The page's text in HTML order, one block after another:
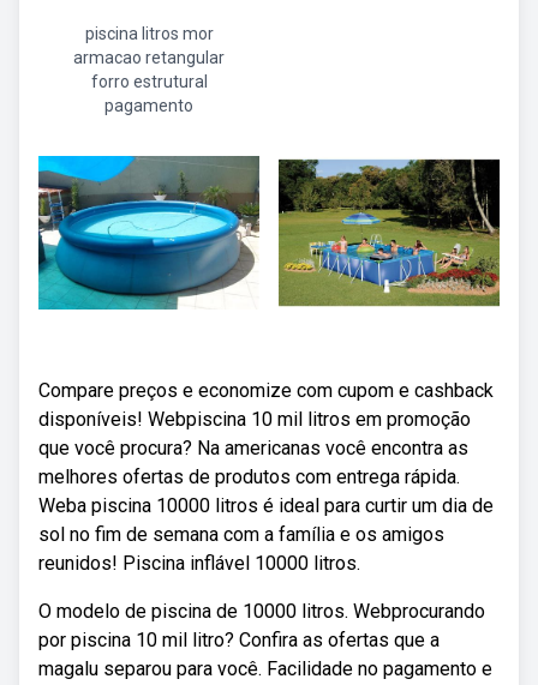
piscina litros mor
armacao retangular
forro estrutural
pagamento
Compare preços e economize com cupom e cashback
disponíveis! Webpiscina 10 mil litros em promoção
que você procura? Na americanas você encontra as
melhores ofertas de produtos com entrega rápida.
Weba piscina 10000 litros é ideal para curtir um dia de
sol no fim de semana com a família e os amigos
reunidos! Piscina inflável 10000 litros.
O modelo de piscina de 10000 litros. Webprocurando
por piscina 10 mil litro? Confira as ofertas que a
magalu separou para você. Facilidade no pagamento e